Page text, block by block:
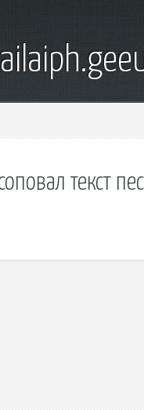
текст